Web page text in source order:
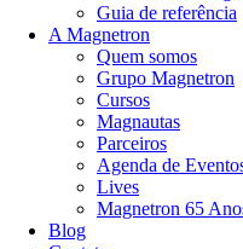
Guia de referência
A Magnetron
Quem somos
Grupo Magnetron
Cursos
Magnautas
Parceiros
Agenda de
Lives
Magnetron 65
Blog